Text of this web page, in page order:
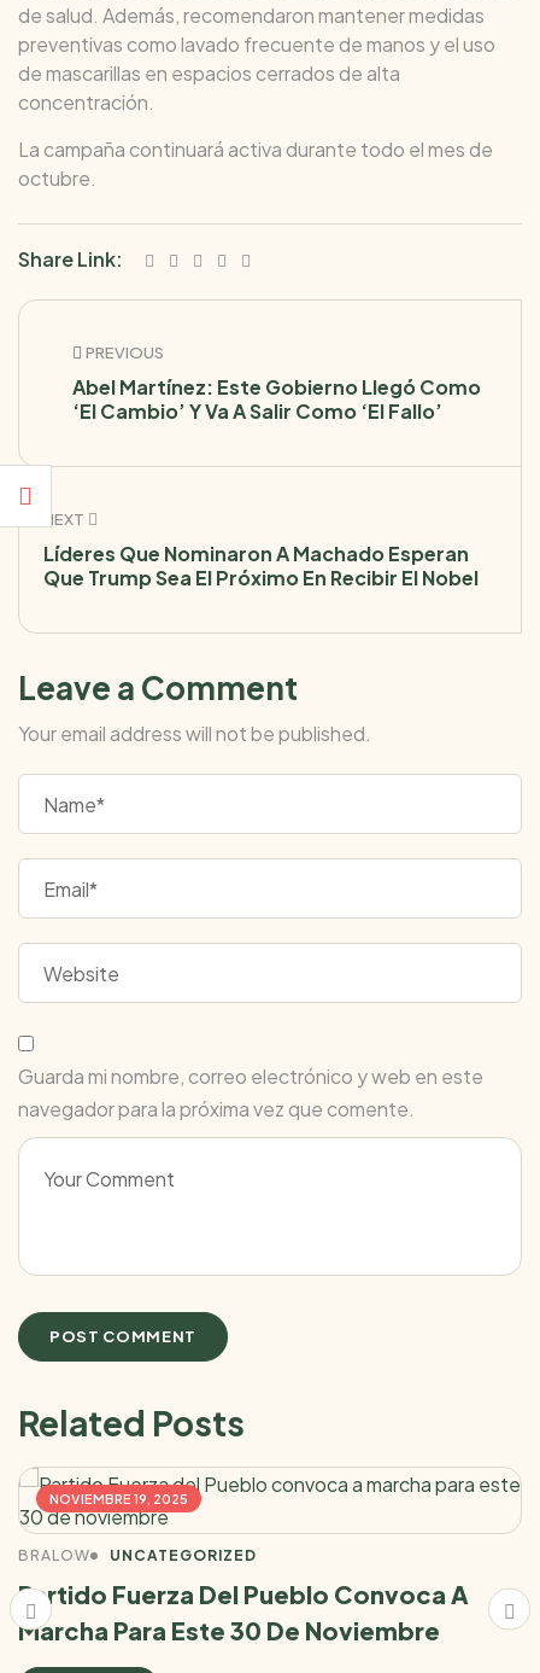
de salud. Además, recomendaron mantener medidas
preventivas como lavado frecuente de manos y el uso
de mascarillas en espacios cerrados de alta
concentración.
La campaña continuará activa durante todo el mes de
octubre.
Share Link:
PREVIOUS
Abel Martínez: Este Gobierno Llegó Como
‘el Cambio’ Y Va A Salir Como ‘el Fallo’
NEXT
Líderes Que Nominaron A Machado Esperan
Que Trump Sea El Próximo En Recibir El Nobel
Leave a Comment
Your email address will not be published.
Guarda mi nombre, correo electrónico y web en este
navegador para la próxima vez que comente.
Related Posts
NOVIEMBRE 19, 2025
BRALOW UNCATEGORIZED
Partido Fuerza Del Pueblo Convoca A
Marcha Para Este 30 De Noviembre